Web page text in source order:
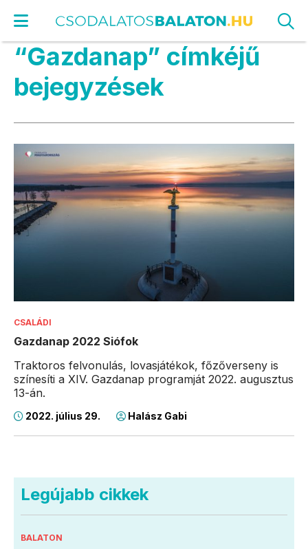
“Gazdanap” címkéjű
bejegyzések
CSALÁDI
Gazdanap 2022 Siófok
Traktoros felvonulás, lovasjátékok, főzőverseny is
színesíti a XIV. Gazdanap programját 2022. augusztus
13-án.
2022. július 29. Halász Gabi
Legújabb cikkek
BALATON